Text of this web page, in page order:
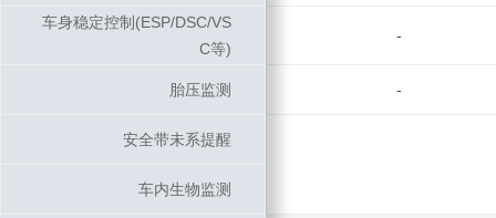
车身稳定控制(ESP/DSC/VS
C等)
-
胎压监测 -
安全带未系提醒
车内生物监测
车身稳定控制(ESP/DSC/VS
C等)
胎压监测
安全带未系提醒
车内生物监测